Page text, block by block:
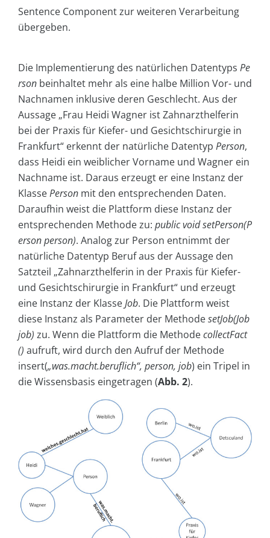
Sentence Component zur weiteren Verarbeitung
übergeben.
Die Implementierung des natürlichen Datentyps Pe
rson beinhaltet mehr als eine halbe Million Vor- und
Nachnamen inklusive deren Geschlecht. Aus der
Aussage „Frau Heidi Wagner ist Zahnarzthelferin
bei der Praxis für Kiefer- und Gesichtschirurgie in
Frankfurt“ erkennt der natürliche Datentyp Person,
dass Heidi ein weiblicher Vorname und Wagner ein
Nachname ist. Daraus erzeugt er eine Instanz der
KlassePerson mit den entsprechenden Daten.
Daraufhin weist die Plattform diese Instanz der
entsprechenden Methode zu: public void setPerson(P
erson person). Analog zur Person entnimmt der
natürliche Datentyp Berufaus der Aussage den
Satzteil „Zahnarzthelferin in der Praxis für Kiefer-
und Gesichtschirurgie in Frankfurt“ und erzeugt
eine Instanz der KlasseJob. Die Plattform weist
diese Instanz als Parameter der MethodesetJob(Job
job) zu. Wenn die Plattform die MethodecollectFact
() aufruft, wird durch den Aufruf der Methode
insert(„was.macht.beruflich“, person, job) ein Tripel in
die Wissensbasis eingetragen (Abb. 2).